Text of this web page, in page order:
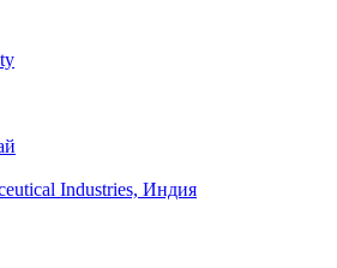
Industries, Индия